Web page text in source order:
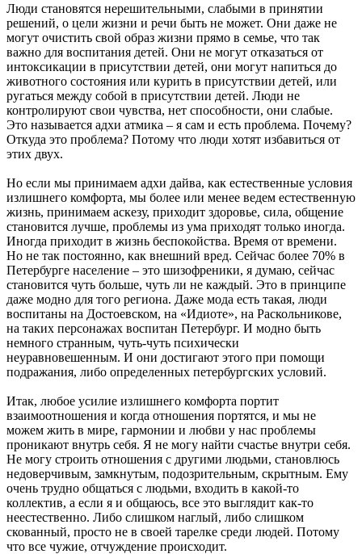
Люди становятся нерешительными, слабыми в принятии
решений, о цели жизни и речи быть не может. Они даже не
могут очистить свой образ жизни прямо в семье, что так
важно для воспитания детей. Они не могут отказаться от
интоксикации в присутствии детей, они могут напиться до
животного состояния или курить в присутствии детей, или
ругаться между собой в присутствии детей. Люди не
контролируют свои чувства, нет способности, они слабые.
Это называется адхи атмика – я сам и есть проблема. Почему?
Откуда это проблема? Потому что люди хотят избавиться от
этих двух.
Но если мы принимаем адхи дайва, как естественные условия
излишнего комфорта, мы более или менее ведем естественную
жизнь, принимаем аскезу, приходит здоровье, сила, общение
становится лучше, проблемы из ума приходят только иногда.
Иногда приходит в жизнь беспокойства. Время от времени.
Но не так постоянно, как внешний вред. Сейчас более 70% в
Петербурге население – это шизофреники, я думаю, сейчас
становится чуть больше, чуть ли не каждый. Это в принципе
даже модно для того региона. Даже мода есть такая, люди
воспитаны на Достоевском, на «Идиоте», на Раскольникове,
на таких персонажах воспитан Петербург. И модно быть
немного странным, чуть-чуть психически
неуравновешенным. И они достигают этого при помощи
подражания, либо определенных петербургских условий.
Итак, любое усилие излишнего комфорта портит
взаимоотношения и когда отношения портятся, и мы не
можем жить в мире, гармонии и любви у нас проблемы
проникают внутрь себя. Я не могу найти счастье внутри себя.
Не могу строить отношения с другими людьми, становлюсь
недоверчивым, замкнутым, подозрительным, скрытным. Ему
очень трудно общаться с людьми, входить в какой-то
коллектив, а если я и общаюсь, все это выглядит как-то
неестественно. Либо слишком наглый, либо слишком
скованный, просто не в своей тарелке среди людей. Потому
что все чужие, отчуждение происходит.